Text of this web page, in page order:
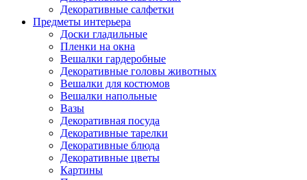
Декоративные салфетки
Предметы интерьера
Доски гладильные
Пленки на окна
Вешалки гардеробные
Декоративные головы животных
Вешалки для костюмов
Вешалки напольные
Вазы
Декоративная посуда
Декоративные тарелки
Декоративные блюда
Декоративные цветы
Картины